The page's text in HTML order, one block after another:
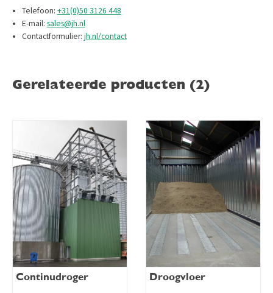
Telefoon: +31(0)50 3126 448
E-mail: sales@jh.nl
Contactformulier: jh.nl/contact
Gerelateerde producten (2)
Continudroger Droogvloer